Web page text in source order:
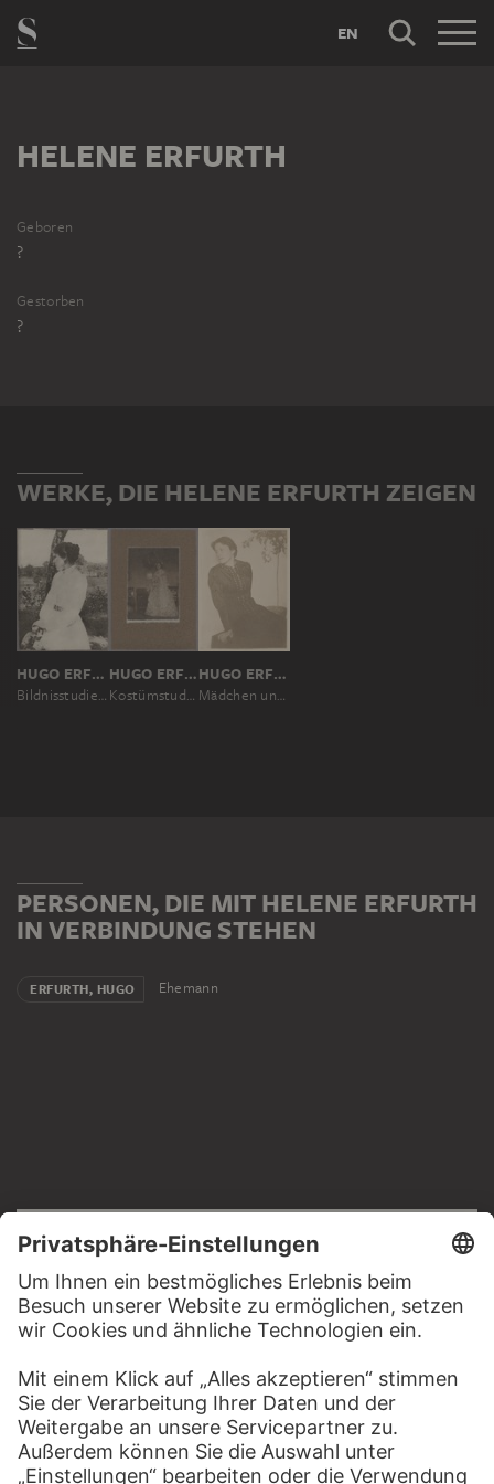
EN
HELENE ERFURTH
Geboren
?
Gestorben
?
WERKE, DIE HELENE ERFURTH ZEIGEN
HUGO ERFURTH
Bildnisstudie in Landschaft (Helene Erfurth)
HUGO ERFURTH
Kostümstudie (Helene Erfurth, Ehefrau des Fotografen)
HUGO ERFURTH
Mädchen unterm Rosenbaum (Helene Erfurth)
PERSONEN, DIE MIT HELENE ERFURTH
IN VERBINDUNG STEHEN
ERFURTH, HUGO Ehemann
Impressum
Datenschutz
Copyright © 2026 Städel Museum
All rights reserved.
DIGITALE SAMMLUNG
Startseite
Werke
Künstler